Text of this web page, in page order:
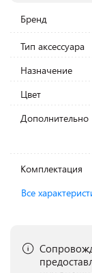
Бренд
Тип аксессуара
Назначение
Цвет
Дополнительно
Комплектация
Все